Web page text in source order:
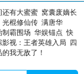
还有大蜜蜜 窝囊废嫡长
光棍修仙传 满唐华
制霸围场 华娱锚点 快
影视：王者英雄入局
四
我无敌了！